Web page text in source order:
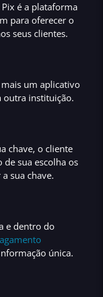
é a plataforma
para oferecer o
seus clientes.
um aplicativo
outra instituição.
chave, o cliente
sua escolha os
sua chave.
e dentro do
única.